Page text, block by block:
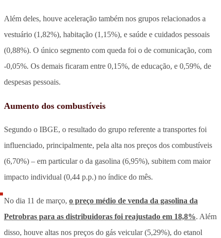
Além deles, houve aceleração também nos grupos relacionados a
vestuário (1,82%), habitação (1,15%), e saúde e cuidados pessoais
(0,88%). O único segmento com queda foi o de comunicação, com
-0,05%. Os demais ficaram entre 0,15%, de educação, e 0,59%, de
despesas pessoais.
Aumento dos combustíveis
Segundo o IBGE, o resultado do grupo referente a transportes foi
influenciado, principalmente, pela alta nos preços dos combustíveis
(6,70%) – em particular o da gasolina (6,95%), subitem com maior
impacto individual (0,44 p.p.) no índice do mês.
No dia 11 de março, o preço médio de venda da gasolina da
Petrobras para as distribuidoras foi reajustado em 18,8%. Além
disso, houve altas nos preços do gás veicular (5,29%), do etanol